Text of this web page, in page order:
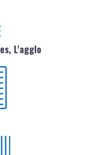
L'agglo